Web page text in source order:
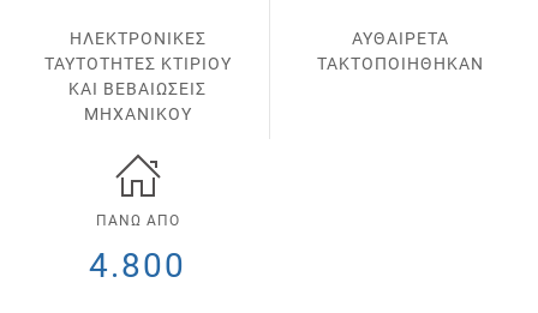
ΗΛΕΚΤΡΟΝΙΚΕΣ
ΤΑΥΤΟΤΗΤΕΣ ΚΤΙΡΙΟΥ
ΚΑΙ ΒΕΒΑΙΩΣΕΙΣ
ΜΗΧΑΝΙΚΟΥ
ΑΥΘΑΙΡΕΤΑ
ΤΑΚΤΟΠΟΙΗΘΗΚΑΝ
ΠΑΝΩ ΑΠΟ
4.800